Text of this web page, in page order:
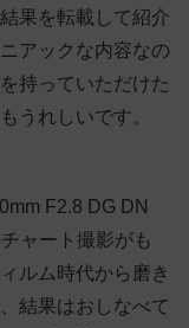
果を転載して紹介
アックな内容なの
持っていただけた
うれしいです。
F2.8 DG DN
ャート撮影がも
ルム時代から磨き
結果はおしなべて